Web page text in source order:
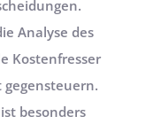
Analyse des
Kostenfresser
besonders